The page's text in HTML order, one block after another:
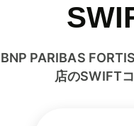
BNP PARIBAS
店のSWIFT